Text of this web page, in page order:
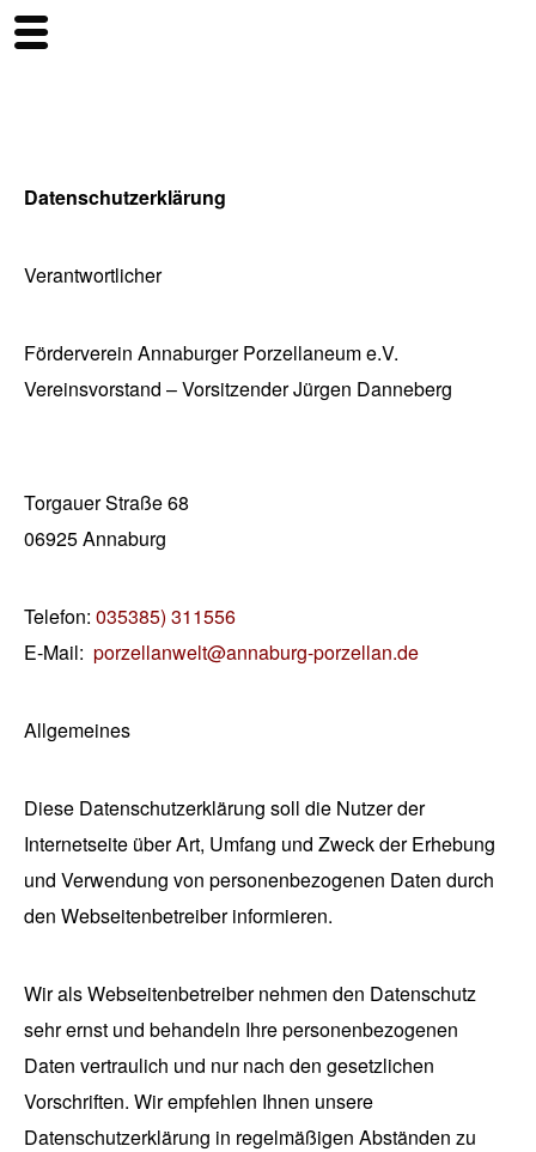
Datenschutzerklärung
Verantwortlicher
Förderverein Annaburger Porzellaneum e.V.
Vereinsvorstand – Vorsitzender Jürgen Danneberg
Torgauer Straße 68
06925 Annaburg
Telefon: 035385) 311556
E-Mail: porzellanwelt@annaburg-porzellan.de
Allgemeines
Diese Datenschutzerklärung soll die Nutzer der
Internetseite über Art, Umfang und Zweck der Erhebung
und Verwendung von personenbezogenen Daten durch
den Webseitenbetreiber informieren.
Wir als Webseitenbetreiber nehmen den Datenschutz
sehr ernst und behandeln Ihre personenbezogenen
Daten vertraulich und nur nach den gesetzlichen
Vorschriften. Wir empfehlen Ihnen unsere
Datenschutzerklärung in regelmäßigen Abständen zu